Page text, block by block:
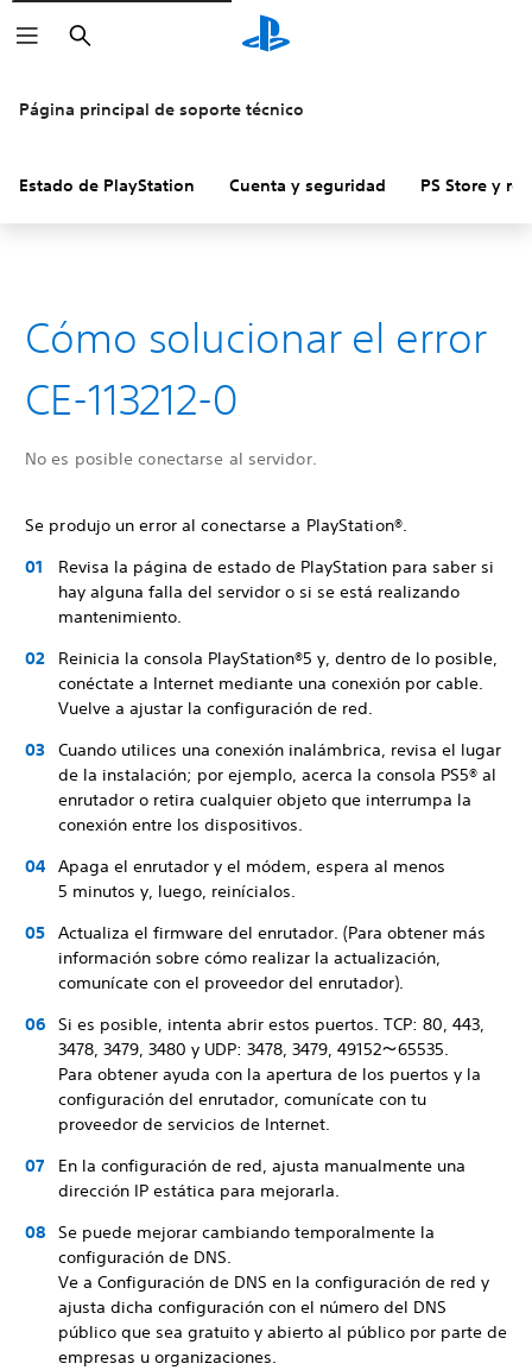
Buscar
Página principal de soporte técnico
Estado de PlayStation Cuenta y seguridad PS Store y
Cómo solucionar el error
CE-113212-0
No es posible conectarse al servidor.
Se produjo un error al conectarse a PlayStation®.
Revisa la página de estado de PlayStation para saber si
hay alguna falla del servidor o si se está realizando
mantenimiento.
Reinicia la consola PlayStation®5 y, dentro de lo posible,
conéctate a Internet mediante una conexión por cable.
Vuelve a ajustar la configuración de red.
Cuando utilices una conexión inalámbrica, revisa el lugar
de la instalación; por ejemplo, acerca la consola PS5® al
enrutador o retira cualquier objeto que interrumpa la
conexión entre los dispositivos.
Apaga el enrutador y el módem, espera al menos
5 minutos y, luego, reinícialos.
Actualiza el firmware del enrutador. (Para obtener más
información sobre cómo realizar la actualización,
comunícate con el proveedor del enrutador).
Si es posible, intenta abrir estos puertos. TCP: 80, 443,
3478, 3479, 3480 y UDP: 3478, 3479, 49152～65535.
Para obtener ayuda con la apertura de los puertos y la
configuración del enrutador, comunícate con tu
proveedor de servicios de Internet.
En la configuración de red, ajusta manualmente una
dirección IP estática para mejorarla.
Se puede mejorar cambiando temporalmente la
configuración de DNS.
Ve a Configuración de DNS en la configuración de red y
ajusta dicha configuración con el número del DNS
público que sea gratuito y abierto al público por parte de
empresas u organizaciones.